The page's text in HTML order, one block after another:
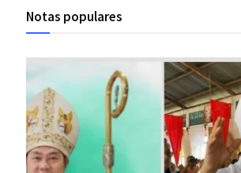
Notas populares